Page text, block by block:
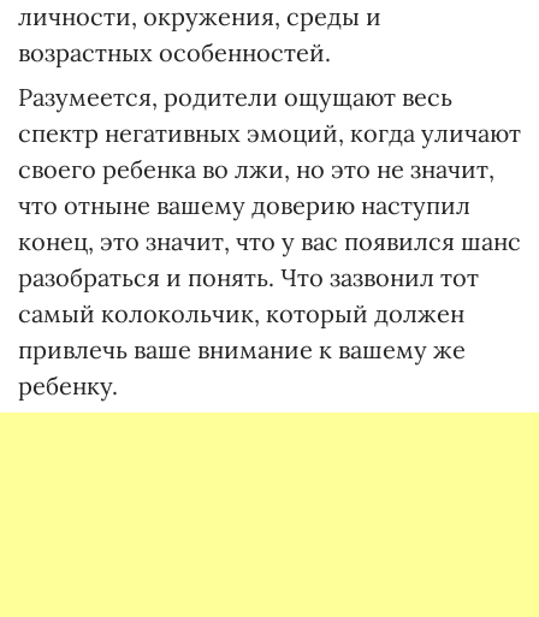
личности, окружения, среды и
возрастных особенностей.
Разумеется, родители ощущают весь
спектр негативных эмоций, когда уличают
своего ребенка во лжи, но это не значит,
что отныне вашему доверию наступил
конец, это значит, что у вас появился шанс
разобраться и понять. Что зазвонил тот
самый колокольчик, который должен
привлечь ваше внимание к вашему же
ребенку.